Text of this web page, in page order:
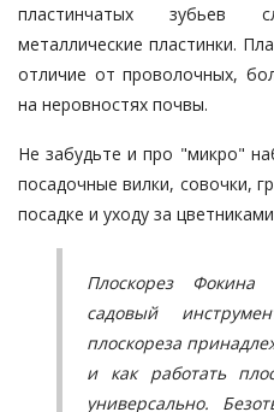
пластинчатых зубьев
металлические пластинки.
отличие от проволочных,
на неровностях почвы.
Не забудьте и про "микро"
посадочные вилки, совочки,
посадке и уходу за
Плоскорез
садовый
плоскореза
и как работать
универсально.